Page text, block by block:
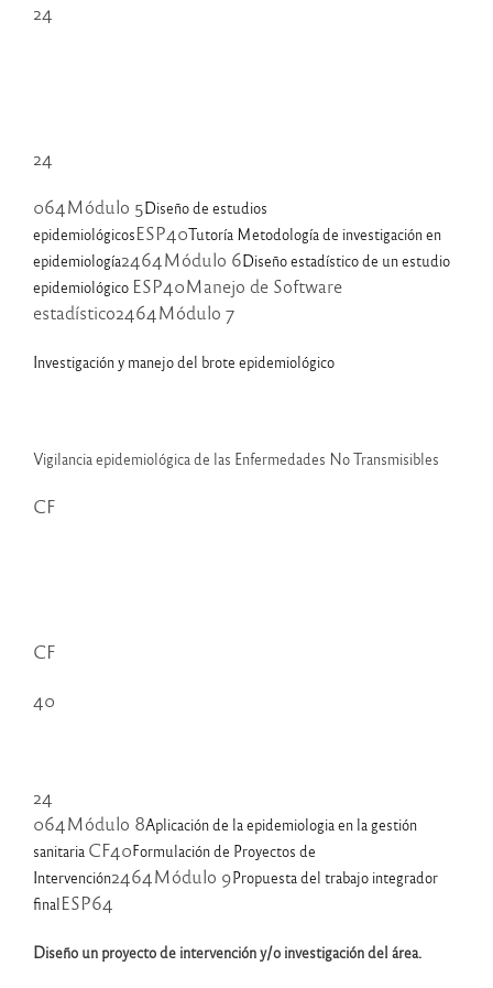
24
24
064Módulo 5Diseño de estudios
epidemiológicosESP40Tutoría Metodología de investigación en
epidemiología2464Módulo 6Diseño estadístico de un estudio
epidemiológico ESP40Manejo de Software
estadístico2464Módulo 7
Investigación y manejo del brote epidemiológico
Vigilancia epidemiológica de las Enfermedades No Transmisibles
CF
CF
40
24
064Módulo 8Aplicación de la epidemiologia en la gestión
sanitaria CF40Formulación de Proyectos de
Intervención2464Módulo 9Propuesta del trabajo integrador
finalESP64
Diseño un proyecto de intervención y/o investigación del área.